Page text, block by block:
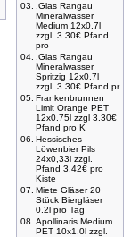
03.
.Glas Rangau
Mineralwasser
Medium 12x0.7l
zzgl. 3.30€ Pfand
pro
04.
.Glas Rangau
Mineralwasser
Spritzig 12x0.7l
zzgl. 3.30€ Pfand pr
05. Frankenbrunnen
Limit Orange PET
12x0.75l zzgl 3.30€
Pfand pro K
06. Hessisches
Löwenbier Pils
24x0,33l zzgl.
Pfand 3,42€ pro
Kiste
07. Miete Gläser 20
Stück Biergläser
0.2l pro Tag
08. Apollinaris Medium
PET 10x1.0l zzgl.